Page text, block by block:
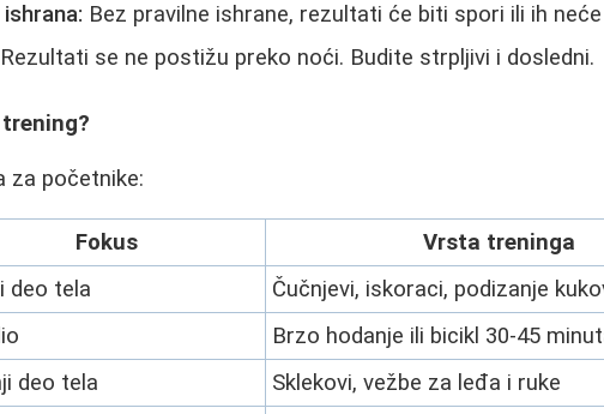
Bez pravilne ishrane, rezultati će biti spori ili ih
Rezultati se ne postižu preko noći. Budite strpljivi i dosledni.
za početnike:
Fokus
Vrsta treninga
deo tela
Čučnjevi, iskoraci, podizanje
Brzo hodanje ili bicikl 30-45
deo tela
Sklekovi, vežbe za leđa i ruke